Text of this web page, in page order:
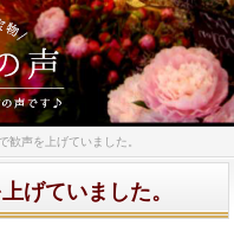
歓声を上げていました。
げていました。